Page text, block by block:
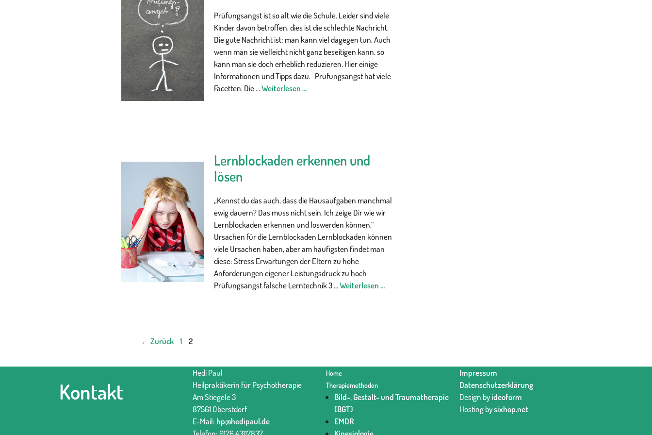
Prüfungsangst ist so alt wie die Schule. Leider sind viele
Kinder davon betroffen, dies ist die schlechte Nachricht.
Die gute Nachricht ist: man kann viel dagegen tun. Auch
wenn man sie vielleicht nicht ganz beseitigen kann, so
kann man sie doch erheblich reduzieren. Hier einige
Informationen und Tipps dazu. Prüfungsangst hat viele
Facetten. Die …Weiterlesen …
Lernblockaden erkennen und
lösen
„Kennst du das auch, dass die Hausaufgaben manchmal
ewig dauern? Das muss nicht sein. Ich zeige Dir wie wir
Lernblockaden erkennen und loswerden können.“
Ursachen für die Lernblockaden Lernblockaden können
viele Ursachen haben, aber am häufigsten findet man
diese: Stress Erwartungen der Eltern zu hohe
Anforderungen eigener Leistungsdruck zu hoch
Prüfungsangst falsche Lerntechnik 3 …Weiterlesen …
← Zurück Seite
1 Seite
2
Kontakt
Hedi Paul
Heilpraktikerin für Psychotherapie
Am Stiegele 3
87561 Oberstdorf
E-Mail: hp@hedipaul.de
Home
Therapiemethoden
Bild-, Gestalt- und Traumatherapie
(BGT)
EMDR
Impressum
Datenschutzerklärung
Design byideoform
Hosting bysixhop.net